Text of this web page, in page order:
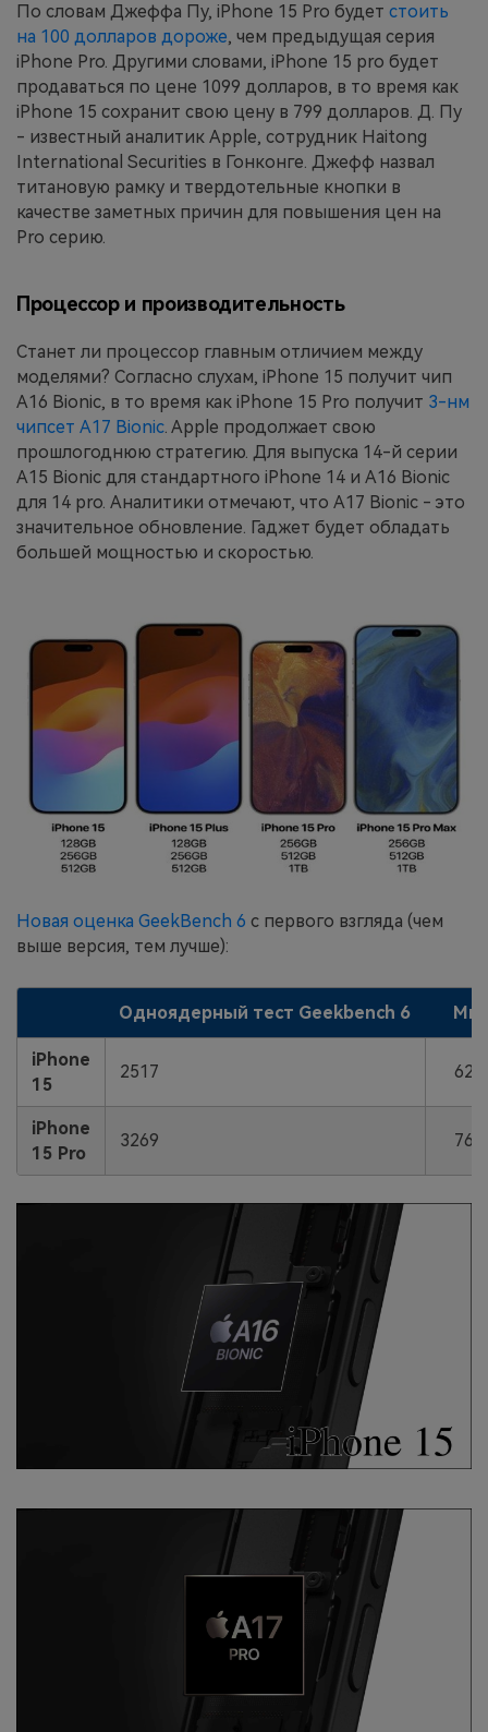
По словам Джеффа Пу, iPhone 15 Pro будет стоить
на 100 долларов дороже, чем предыдущая серия
iPhone Pro. Другими словами, iPhone 15 pro будет
продаваться по цене 1099 долларов, в то время как
iPhone 15 сохранит свою цену в 799 долларов. Д. Пу
- известный аналитик Apple, сотрудник Haitong
International Securities в Гонконге. Джефф назвал
титановую рамку и твердотельные кнопки в
качестве заметных причин для повышения цен на
Pro серию.
Процессор и производительность
Станет ли процессор главным отличием между
моделями? Согласно слухам, iPhone 15 получит чип
A16 Bionic, в то время как iPhone 15 Pro получит 3-нм
чипсет A17 Bionic . Apple продолжает свою
прошлогоднюю стратегию. Для выпуска 14-й серии
A15 Bionic для стандартного iPhone 14 и A16 Bionic
для 14 pro. Аналитики отмечают, что A17 Bionic - это
значительное обновление. Гаджет будет обладать
большей мощностью и скоростью.
Новая оценка GeekBench 6 с первого взгляда (чем
выше версия, тем лучше):
Одноядерный тест Geekbench 6
iPhone
15
2517
iPhone
15 Pro
3269